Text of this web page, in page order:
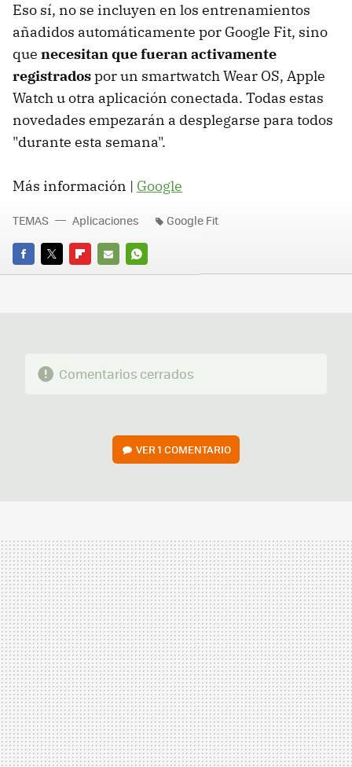
Eso sí, no se incluyen en los entrenamientos
añadidos automáticamente por Google Fit, sino
que necesitan que fueran activamente
registradospor un smartwatch Wear OS, Apple
Watch u otra aplicación conectada. Todas estas
novedades empezarán a desplegarse para todos
"durante esta semana".
Más información | Google
FACEBOOK
TWITTERFLIPBOARD
E-
WHATSAPP
TEMAS Aplicaciones Google Fit
Comentarios cerrados
VER1 COMENTARIO